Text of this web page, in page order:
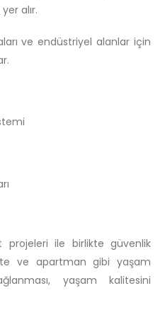
alır.
ve endüstriyel alanlar için
projeleri ile birlikte güvenlik
ve apartman gibi yaşam
yaşam kalitesini